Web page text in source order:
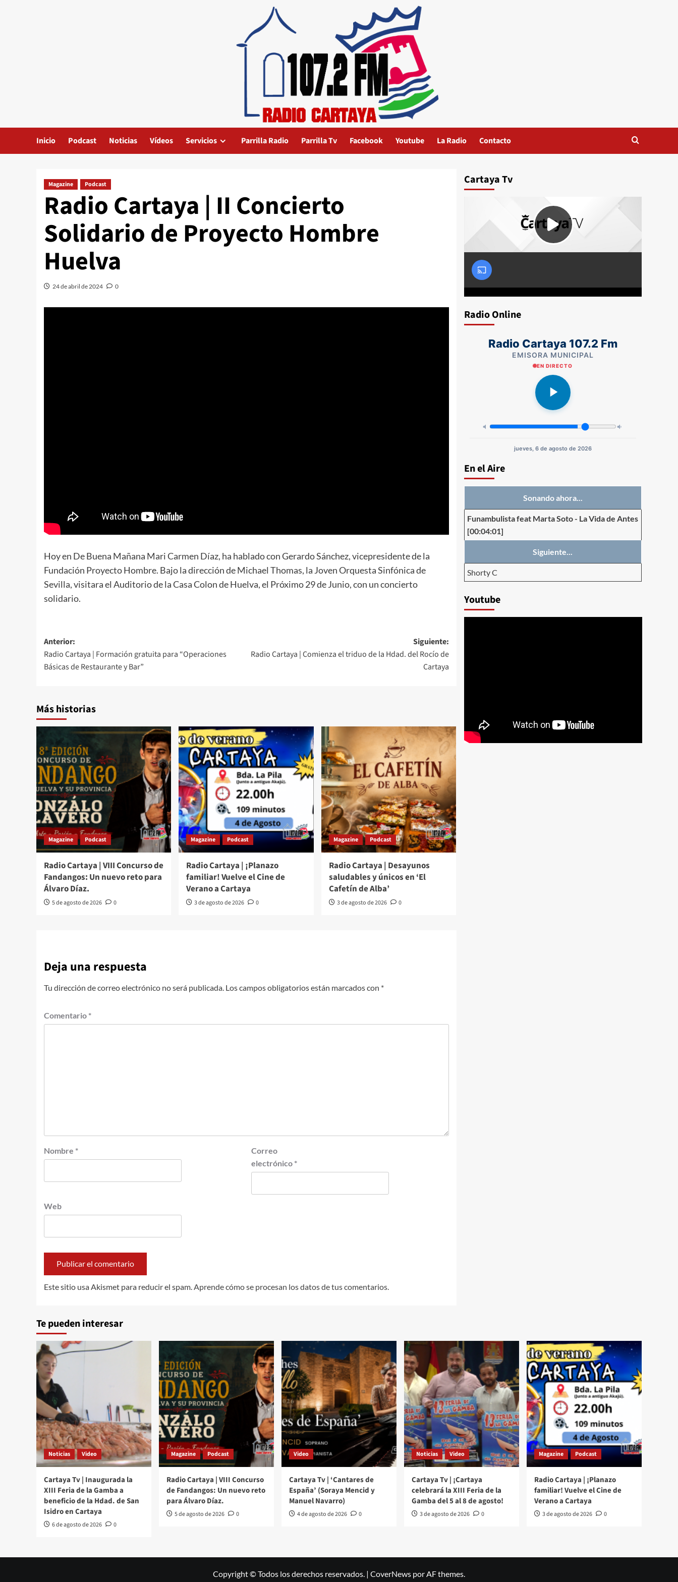
Inicio Podcast Noticias Vídeos Servicios Parrilla Radio Parrilla Tv Facebook Youtube La Radio Contacto
Magazine Podcast
Radio Cartaya | II Concierto
Solidario de Proyecto Hombre
Huelva
24 de abril de 2024 0
Hoy en De Buena Mañana Mari Carmen Díaz, ha hablado con Gerardo Sánchez, vicepresidente de la
Fundación Proyecto Hombre. Bajo la dirección de Michael Thomas, la Joven Orquesta Sinfónica de
Sevilla, visitara el Auditorio de la Casa Colon de Huelva, el Próximo 29 de Junio, con un concierto
solidario.
Anterior:
Radio Cartaya | Formación gratuita para “Operaciones
Básicas de Restaurante y Bar”
Siguiente:
Radio Cartaya | Comienza el triduo de la Hdad. del Rocío de
Cartaya
Más historias
Magazine Podcast
Radio Cartaya | VIII Concurso de
Fandangos: Un nuevo reto para
Álvaro Díaz.
5 de agosto de 2026 0
Magazine Podcast
Radio Cartaya | ¡Planazo
familiar! Vuelve el Cine de
Verano a Cartaya
3 de agosto de 2026 0
Magazine Podcast
Radio Cartaya | Desayunos
saludables y únicos en ‘El
Cafetín de Alba’
3 de agosto de 2026 0
Deja una respuesta
Tu dirección de correo electrónico no será publicada. Los campos obligatorios están marcados con *
Comentario *
Nombre *
Correo
electrónico *
Web
Este sitio usa Akismet para reducir el spam. Aprende cómo se procesan los datos de tus comentarios.
Cartaya Tv
Radio Online
Radio Cartaya 107.2 Fm
EMISORA MUNICIPAL
EN DIRECTO
jueves, 6 de agosto de 2026
En el Aire
Sonando ahora...
Funambulista feat Marta Soto- La Vida de Antes
[00:04:01]
Siguiente...
Shorty C
Youtube
Te pueden interesar
Noticias Video
Cartaya Tv | Inaugurada la
XIII Feria de la Gamba a
beneficio de la Hdad. de San
Isidro en Cartaya
6 de agosto de 2026 0
Magazine Podcast
Radio Cartaya | VIII Concurso
de Fandangos: Un nuevo reto
para Álvaro Díaz.
5 de agosto de 2026 0
Video
Cartaya Tv | ‘Cantares de
España’ (Soraya Mencid y
Manuel Navarro)
4 de agosto de 2026 0
Noticias Video
Cartaya Tv | ¡Cartaya
celebrará la XIII Feria de la
Gamba del 5 al 8 de agosto!
3 de agosto de 2026 0
Magazine Podcast
Radio Cartaya | ¡Planazo
familiar! Vuelve el Cine de
Verano a Cartaya
3 de agosto de 2026 0
Copyright © Todos los derechos reservados. | CoverNews por AF themes.